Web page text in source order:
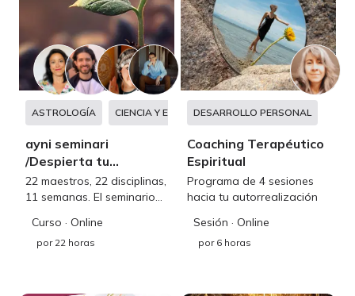
ASTROLOGÍA CIENCIA Y ESPIRITUALIDAD DESARROLLO
ayni seminari
/Despierta tu
Maestría Interna
22 maestros, 22 disciplinas,
11 semanas. El seminario
para desbloquear tu
sabiduría innata, impulsar
Curso · Online
por 22 horas
DESARROLLO PERSONAL
Coaching Terapéutico
Espiritual
Programa de 4 sesiones
hacia tu autorrealización
Sesión · Online
por 6 horas